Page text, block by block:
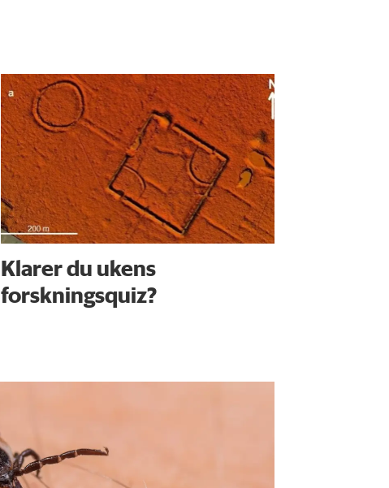
Klarer du ukens
forskningsquiz?